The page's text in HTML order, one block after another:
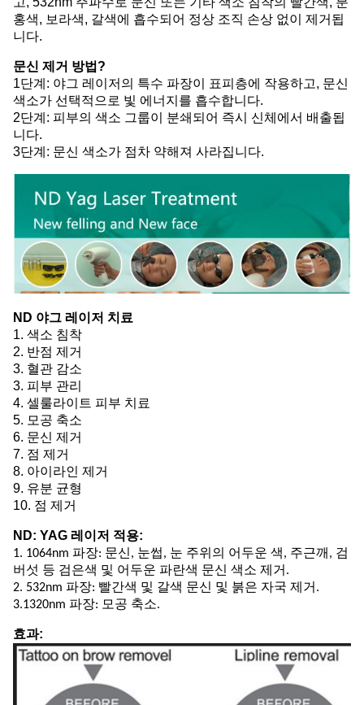
홍색, 보라색, 갈색에 흡수되어 정상 조직 손상 없이 제거됩
니다.
문신 제거 방법?
1단계: 야그 레이저의 특수 파장이 표피층에 작용하고, 문신
색소가 선택적으로 빛 에너지를 흡수합니다.
2단계: 피부의 색소 그룹이 분쇄되어 즉시 신체에서 배출됩
니다.
3단계: 문신 색소가 점차 약해져 사라집니다.
ND 야그 레이저 치료
1. 색소 침착
2. 반점 제거
3. 혈관 감소
3. 피부 관리
4. 셀룰라이트 피부 치료
5. 모공 축소
6. 문신 제거
7. 점 제거
8. 아이라인 제거
9. 유분 균형
10. 점 제거
ND: YAG 레이저 적용:
1. 1064nm 파장: 문신, 눈썹, 눈 주위의 어두운 색, 주근깨, 검
버섯 등 검은색 및 어두운 파란색 문신 색소 제거.
2. 532nm 파장: 빨간색 및 갈색 문신 및 붉은 자국 제거.
3.1320nm 파장: 모공 축소.
효과: